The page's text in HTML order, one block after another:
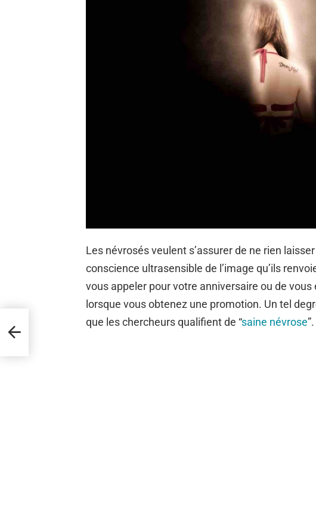
Les névrosés veulent s’assurer de ne rien
conscience ultrasensible de l’image qu’ils
vous appeler pour votre anniversaire ou de
lorsque vous obtenez une promotion. Un tel
que les chercheurs qualifient de “saine névrose”.